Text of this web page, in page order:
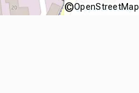
©OpenStreetMap